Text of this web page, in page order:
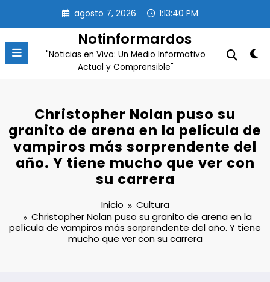
contenido
agosto 7, 2026 1:13:41 PM
Notinformardos
"Noticias en Vivo: Un Medio Informativo
Actual y Comprensible"
Christopher Nolan puso su
granito de arena en la película de
vampiros más sorprendente del
año. Y tiene mucho que ver con
su carrera
Inicio
Cultura
Christopher Nolan puso su granito de arena en la
película de vampiros más sorprendente del año. Y tiene
mucho que ver con su carrera